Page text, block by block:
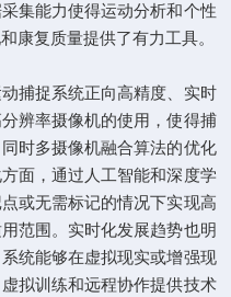
集能力使得运动分析和个性
康复质量提供了有力工具。
捉系统正向高精度、实时
辨率摄像机的使用，使得捕
时多摄像机融合算法的优化
面，通过人工智能和深度学
或无需标记的情况下实现高
范围。实时化发展趋势也明
统能够在虚拟现实或增强现
拟训练和远程协作提供技术